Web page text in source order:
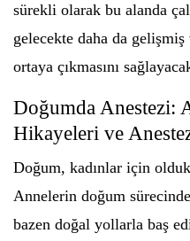
sürekli olarak bu alanda
gelecekte daha da
ortaya çıkmasını
Doğumda Anestezi:
Hikayeleri ve
Doğum, kadınlar için
Annelerin doğum sürecinde
bazen doğal yollarla baş